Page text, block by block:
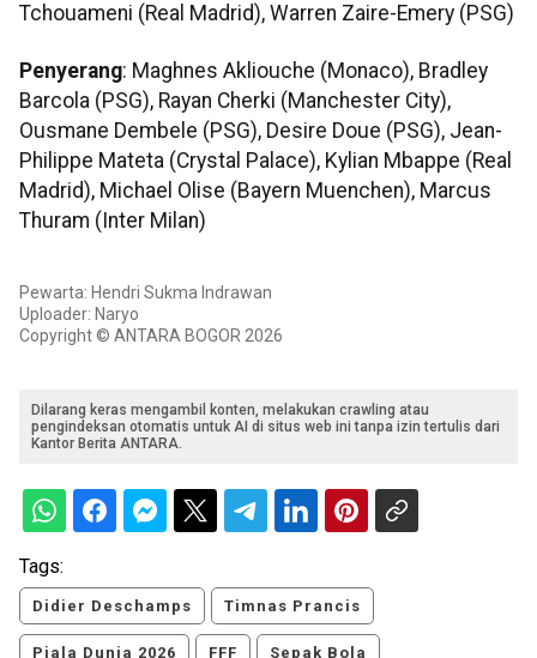
Tchouameni (Real Madrid), Warren Zaire-Emery (PSG)
Penyerang: Maghnes Akliouche (Monaco), Bradley
Barcola (PSG), Rayan Cherki (Manchester City),
Ousmane Dembele (PSG), Desire Doue (PSG), Jean-
Philippe Mateta (Crystal Palace), Kylian Mbappe (Real
Madrid), Michael Olise (Bayern Muenchen), Marcus
Thuram (Inter Milan)
Pewarta: Hendri Sukma Indrawan
Uploader: Naryo
Copyright © ANTARA BOGOR 2026
Dilarang keras mengambil konten, melakukan crawling atau
pengindeksan otomatis untuk AI di situs web ini tanpa izin tertulis dari
Kantor Berita ANTARA.
Tags:
Didier Deschamps Timnas Prancis
Piala Dunia 2026 FFF Sepak Bola